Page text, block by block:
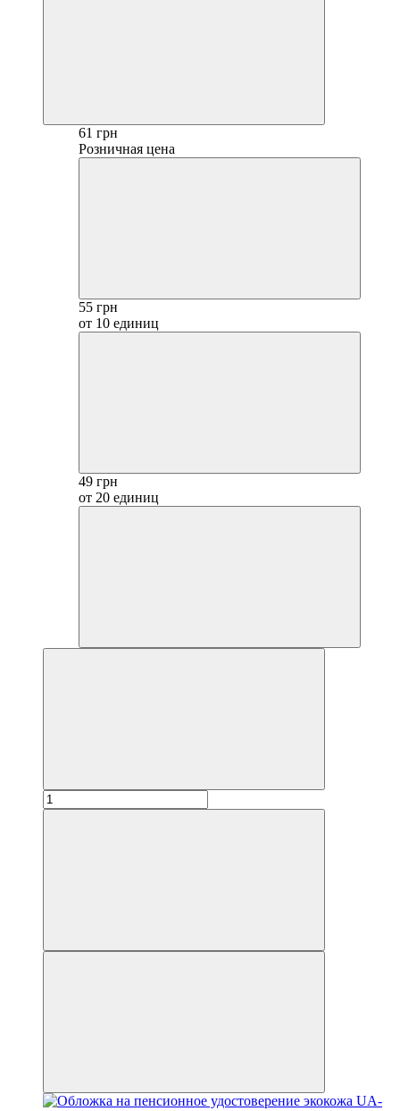
61 грн
Розничная цена
55 грн
от 10 единиц
49 грн
от 20 единиц